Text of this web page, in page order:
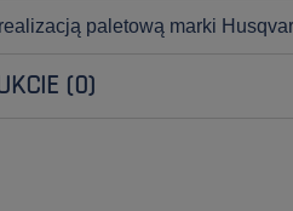
paletową marki
(0)